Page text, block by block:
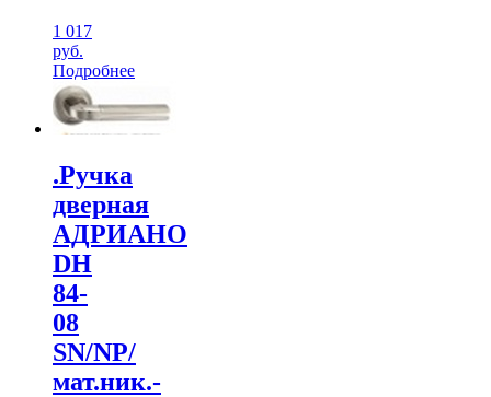
1 017
руб.
Подробнее
.Ручка
дверная
АДРИАНО
DH
84-
08
SN/NP/
мат.ник.-